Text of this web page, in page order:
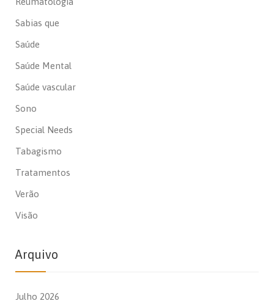
Sabias que
Saúde
Saúde Mental
Saúde vascular
Sono
Special Needs
Tabagismo
Tratamentos
Verão
Visão
Arquivo
Julho 2026